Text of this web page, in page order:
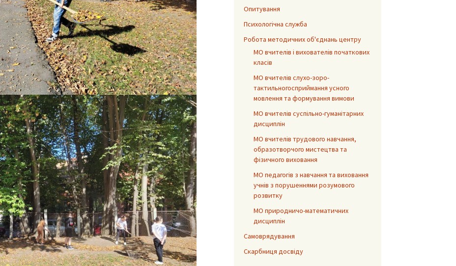
Опитування
Психологічна служба
Робота методичних об'єднань центру
МО вчителів і вихователів початкових
класів
МО вчителів слухо-зоро-
тактильногосприймання усного
мовлення та формування вимови
МО вчителів суспільно-гуманітарних
дисциплін
МО вчителів трудового навчання,
образотворчого мистецтва та
фізичного виховання
МО педагогів з навчання та виховання
учнів з порушеннями розумового
розвитку
МО природничо-математичних
дисциплін
Самоврядування
Скарбниця досвіду